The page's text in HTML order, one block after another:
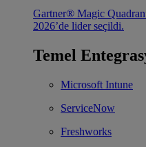
Gartner® Magic
2026’de lider seçildi.
Temel
Microsoft Intune
ServiceNow
Freshworks